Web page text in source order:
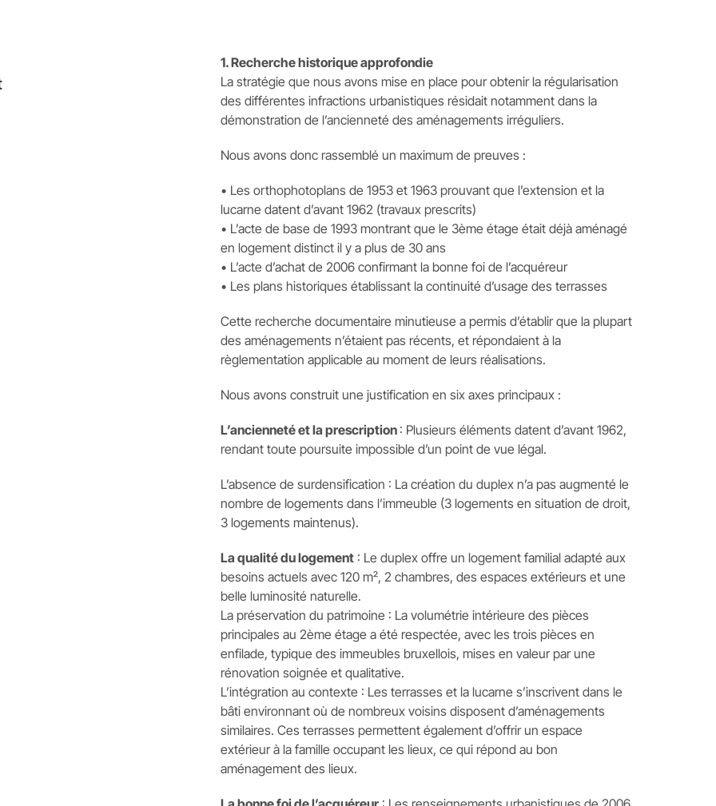
1. Recherche historique approfondie
La stratégie que nous avons mise en place pour obtenir la régularisation
des différentes infractions urbanistiques résidait notamment dans la
démonstration de l’ancienneté des aménagements irréguliers.
Nous avons donc rassemblé un maximum de preuves :
• Les orthophotoplans de 1953 et 1963 prouvant que l’extension et la
lucarne datent d’avant 1962 (travaux prescrits)
• L’acte de base de 1993 montrant que le 3ème étage était déjà aménagé
en logement distinct il y a plus de 30 ans
• L’acte d’achat de 2006 confirmant la bonne foi de l’acquéreur
• Les plans historiques établissant la continuité d’usage des terrasses
Cette recherche documentaire minutieuse a permis d’établir que la plupart
des aménagements n’étaient pas récents, et répondaient à la
règlementation applicable au moment de leurs réalisations.
Nous avons construit une justification en six axes principaux :
L’ancienneté et la prescription : Plusieurs éléments datent d’avant 1962,
rendant toute poursuite impossible d’un point de vue légal.
L’absence de surdensification : La création du duplex n’a pas augmenté le
nombre de logements dans l’immeuble (3 logements en situation de droit,
3 logements maintenus).
La qualité du logement: Le duplex offre un logement familial adapté aux
besoins actuels avec 120 m², 2 chambres, des espaces extérieurs et une
belle luminosité naturelle.
La préservation du patrimoine : La volumétrie intérieure des pièces
principales au 2ème étage a été respectée, avec les trois pièces en
enfilade, typique des immeubles bruxellois, mises en valeur par une
rénovation soignée et qualitative.
L’intégration au contexte : Les terrasses et la lucarne s’inscrivent dans le
bâti environnant où de nombreux voisins disposent d’aménagements
similaires. Ces terrasses permettent également d’offrir un espace
extérieur à la famille occupant les lieux, ce qui répond au bon
aménagement des lieux.